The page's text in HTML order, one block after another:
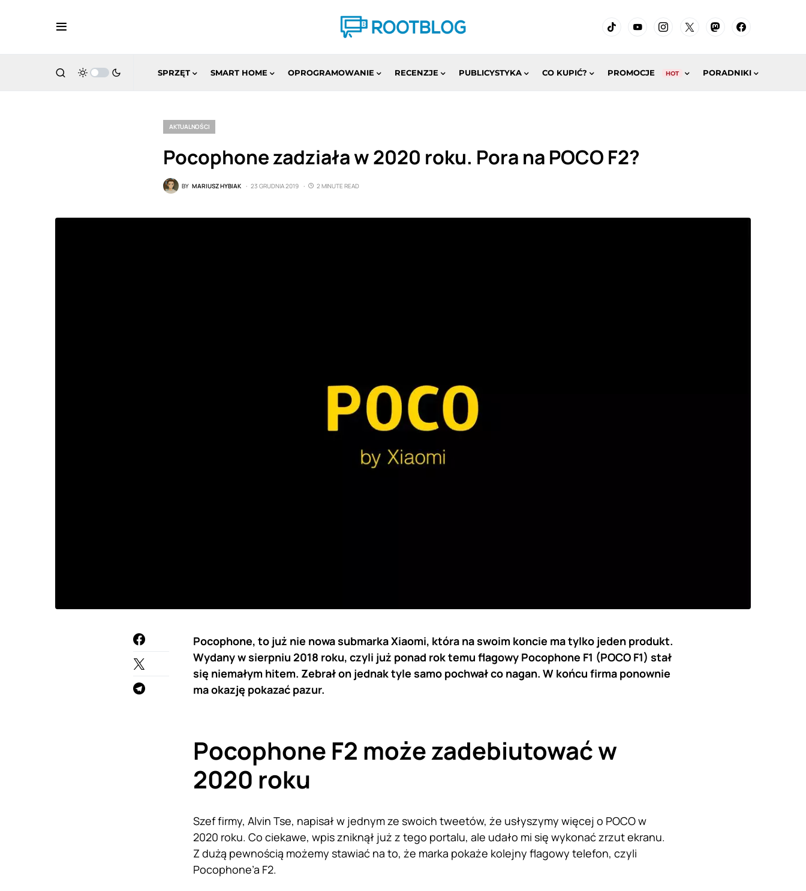
SPRZĘT SMART HOME OPROGRAMOWANIE RECENZJE PUBLICYSTYKA CO KUPIĆ? PROMOCJE HOT PORADNIKI
AKTUALNOŚCI
Pocophone zadziała w 2020 roku. Pora na POCO F2?
BY MARIUSZ HYBIAK 23 GRUDNIA 2019 2 MINUTE READ
Pocophone, to już nie nowa submarka Xiaomi, która na swoim koncie ma tylko jeden produkt.
Wydany w sierpniu 2018 roku, czyli już ponad rok temu flagowy Pocophone F1 (POCO F1) stał
się niemałym hitem. Zebrał on jednak tyle samo pochwał co nagan. W końcu firma ponownie
ma okazję pokazać pazur.
Pocophone F2 może zadebiutować w
2020 roku
Szef firmy, Alvin Tse, napisał w jednym ze swoich tweetów, że usłyszymy więcej o POCO w
2020 roku. Co ciekawe, wpis zniknął już z tego portalu, ale udało mi się wykonać zrzut ekranu.
Z dużą pewnością możemy stawiać na to, że marka pokaże kolejny flagowy telefon, czyli
Pocophone’a F2.